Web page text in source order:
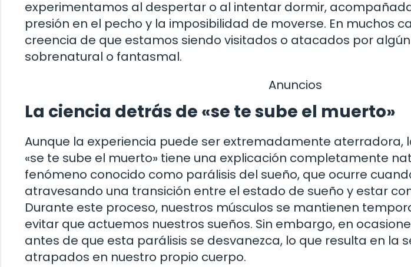
experimentamos al despertar o al intentar dormir,
presión en el pecho y la imposibilidad de moverse. En muchos
creencia de que estamos siendo visitados o atacados por
sobrenatural o fantasmal.
Anuncios
La ciencia detrás de «se te sube el muerto»
Aunque la experiencia puede ser extremadamente aterradora,
«se te sube el muerto» tiene una explicación completamente
fenómeno conocido como parálisis del sueño, que ocurre
atravesando una transición entre el estado de sueño y estar
Durante este proceso, nuestros músculos se mantienen
evitar que actuemos nuestros sueños. Sin embargo, en
antes de que esta parálisis se desvanezca, lo que resulta en la
atrapados en nuestro propio cuerpo.